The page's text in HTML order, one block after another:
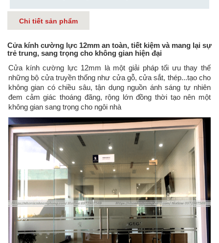
Chi tiết sản phẩm
Cửa kính cường lực 12mm an toàn, tiết kiệm và mang lại sự
trẻ trung, sang trọng cho không gian hiện đại
Cửa kính cường lực 12mm là một giải pháp tối ưu thay thế
những bộ cửa truyền thống như cửa gỗ, cửa sắt, thép...tạo cho
không gian có chiều sâu, tận dụng nguồn ánh sáng tự nhiên
đem cảm giác thoáng đãng, rộng lớn đồng thời tạo nên một
không gian sang trọng cho ngôi nhà